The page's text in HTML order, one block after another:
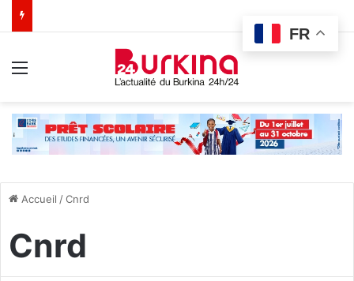
Accueil /Cnrd
Cnrd
FR